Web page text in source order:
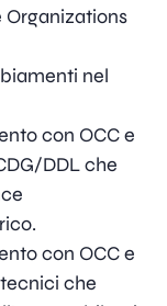
nel
con OCC e
DDL che
con OCC e
che